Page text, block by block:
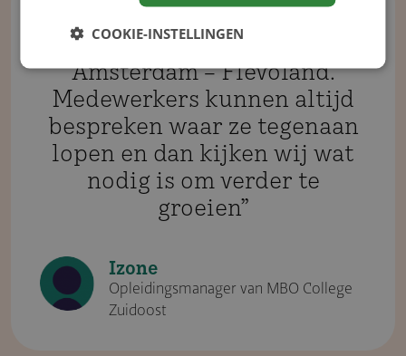
“Er is heel veel mogelijk
binnen het ROC van
Amsterdam – Flevoland.
Medewerkers kunnen altijd
bespreken waar ze tegenaan
lopen en dan kijken wij wat
nodig is om verder te
groeien”
Izone
Opleidingsmanager van MBO College
Zuidoost
COOKIE-INSTELLINGEN